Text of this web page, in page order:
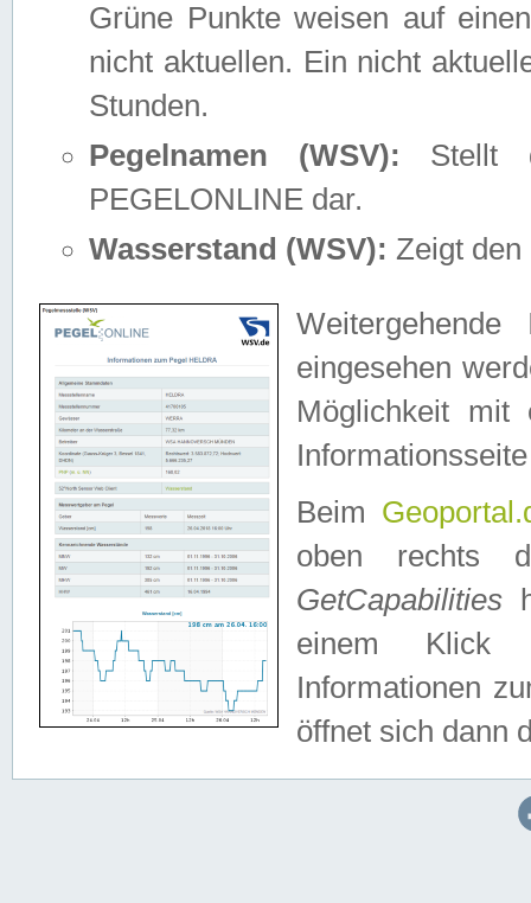
Grüne Punkte weisen auf
nicht aktuellen. Ein nicht
Stunden.
Pegelnamen (WSV): Stellt
PEGELONLINE dar.
Wasserstand (WSV): Zeigt den
eingesehen
Möglichkeit mit
Beim
oben rechts
GetCapabilities
einem Klick
Informationen
öffnet sich dann